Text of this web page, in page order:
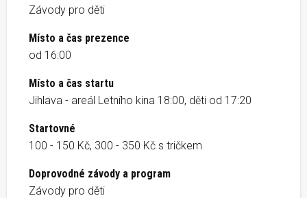
Závody pro děti
Místo a čas prezence
od 16:00
Místo a čas startu
Jihlava - areál Letního kina 18:00, děti od 17:20
Startovné
100 - 150 Kč, 300 - 350 Kč s tričkem
Doprovodné závody a program
Závody pro děti